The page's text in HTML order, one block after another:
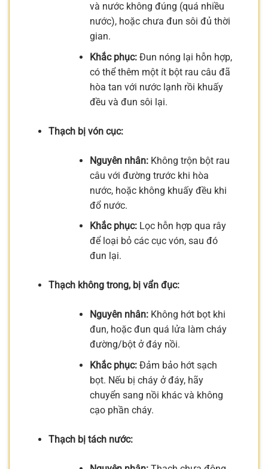
và nước không đúng (quá nhiều
nước), hoặc chưa đun sôi đủ thời
gian.
Khắc phục:Đun nóng lại hỗn hợp,
có thể thêm một ít bột rau câu đã
hòa tan với nước lạnh rồi khuấy
đều và đun sôi lại.
Thạch bị vón cục:
Nguyên nhân:Không trộn bột rau
câu với đường trước khi hòa
nước, hoặc không khuấy đều khi
đổ nước.
Khắc phục:Lọc hỗn hợp qua rây
để loại bỏ các cục vón, sau đó
đun lại.
Thạch không trong, bị vẩn đục:
Nguyên nhân:Không hớt bọt khi
đun, hoặc đun quá lửa làm cháy
đường/bột ở đáy nồi.
Khắc phục:Đảm bảo hớt sạch
bọt. Nếu bị cháy ở đáy, hãy
chuyển sang nồi khác và không
cạo phần cháy.
Thạch bị tách nước: